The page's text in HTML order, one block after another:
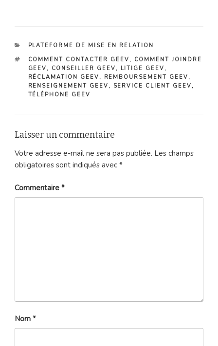
CATÉGORIES
PLATEFORME DE MISE EN RELATION
ÉTIQUETTES
COMMENT CONTACTER GEEV , COMMENT JOINDRE
GEEV , CONSEILLER GEEV , LITIGE GEEV ,
RÉCLAMATION GEEV , REMBOURSEMENT GEEV ,
RENSEIGNEMENT GEEV , SERVICE CLIENT GEEV ,
TÉLÉPHONE GEEV
Laisser un commentaire
Votre adresse e-mail ne sera pas publiée. Les champs
obligatoires sont indiqués avec *
Commentaire *
Nom *